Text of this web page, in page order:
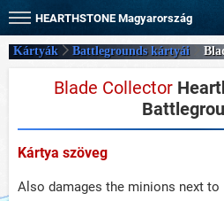
HEARTHSTONE Magyarország
Kártyák Battlegrounds kártyái
Blade Collector
Kártya szöveg
Also damages the minions next to